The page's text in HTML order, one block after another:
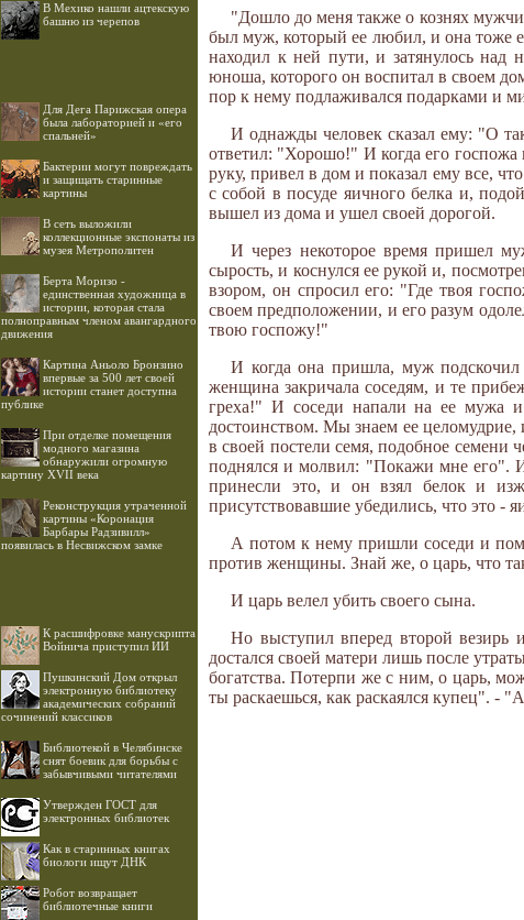
В Мехико нашли ацтекскую
башню из черепов
Для Дега Парижская опера
была лабораторией и «его
спальней»
Бактерии могут повреждать
и защищать старинные
картины
В сеть выложили
коллекционные экспонаты из
музея Метрополитен
Берта Моризо -
единственная художница в
истории, которая стала
полноправным членом авангардного
движения
Картина Аньоло Бронзино
впервые за 500 лет своей
истории станет доступна
публике
При отделке помещения
модного магазина
обнаружили огромную
картину XVII века
Реконструкция утраченной
картины «Коронация
Барбары Радзивилл»
появилась в Несвижском замке
К расшифровке манускрипта
Войнича приступил ИИ
Пушкинский Дом открыл
электронную библиотеку
академических собраний
сочинений классиков
Библиотекой в Челябинске
снят боевик для борьбы с
забывчивыми читателями
Утвержден ГОСТ для
электронных библиотек
Как в старинных книгах
биологи ищут ДНК
Робот возвращает
библиотечные книги
"Дошло до меня также о кознях
был муж, который ее любил, и она тоже
находил к ней пути, и затянулось
юноша, которого он воспитал в своем
пор к нему подлаживался подарками и
И однажды человек сказал ему: "О
ответил: "Хорошо!" И когда его
руку, привел в дом и показал ему все,
с собой в посуде яичного белка и,
вышел из дома и ушел своей дорогой.
И через некоторое время пришел
сырость, и коснулся ее рукой и,
взором, он спросил его: "Где твоя
своем предположении, и его разум
твою госпожу!"
И когда она пришла, муж
женщина закричала соседям, и те
греха!" И соседи напали на ее мужа
достоинством. Мы знаем ее
в своей постели семя, подобное семени
поднялся и молвил: "Покажи мне его".
принесли это, и он взял белок и
присутствовавшие убедились, что это -
А потом к нему пришли соседи и
против женщины. Знай же, о царь, что
И царь велел убить своего сына.
Но выступил вперед второй везирь
достался своей матери лишь после
богатства. Потерпи же с ним, о царь,
ты раскаешься, как раскаялся купец". -